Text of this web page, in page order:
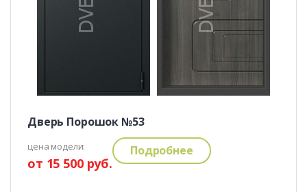
Дверь Порошок №53
цена модели:
от 15 500 руб.
Подробнее